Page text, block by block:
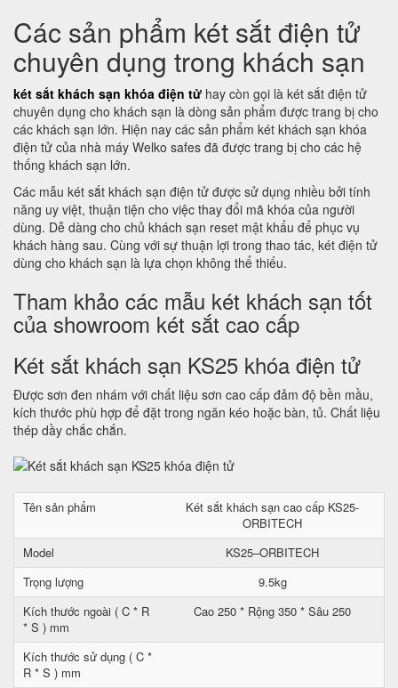
Các sản phẩm két sắt điện tử
chuyên dụng trong khách sạn
két sắt khách sạn khóa điện tử hay còn gọi là két sắt điện tử
chuyên dụng cho khách sạn là dòng sản phẩm được trang bị cho
các khách sạn lớn. Hiện nay các sản phẩm két khách sạn khóa
điện tử của nhà máy Welko safes đã được trang bị cho các hệ
thống khách sạn lớn.
Các mẫu két sắt khách sạn điện tử được sử dụng nhiều bởi tính
năng uy việt, thuận tiện cho việc thay đổi mã khóa của người
dùng. Dễ dàng cho chủ khách sạn reset mật khẩu để phục vụ
khách hàng sau. Cùng với sự thuận lợi trong thao tác, két điện tử
dùng cho khách sạn là lựa chọn không thể thiếu.
Tham khảo các mẫu két khách sạn tốt
của showroom két sắt cao cấp
Két sắt khách sạn KS25 khóa điện tử
Được sơn đen nhám với chất liệu sơn cao cấp đảm độ bền mầu,
kích thước phù hợp để đặt trong ngăn kéo hoặc bàn, tủ. Chất liệu
thép dầy chắc chắn.
Tên sản phẩm
Két sắt khách sạn cao cấp KS25-
ORBITECH
Model
KS25–ORBITECH
Trọng lượng
9.5kg
Kích thước ngoài ( C * R
* S ) mm
Cao 250 * Rộng 350 * Sâu 250
Kích thước sử dụng ( C *
R * S ) mm